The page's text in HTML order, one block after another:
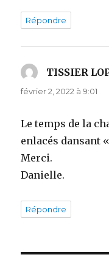
Répondre
TISSIER
février 2, 2022 à 9:01
Le temps de la
enlacés dansant
Merci.
Danielle.
Répondre